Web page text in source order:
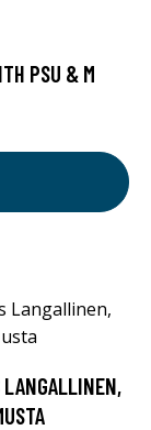
PSU & M
LANGALLINEN,